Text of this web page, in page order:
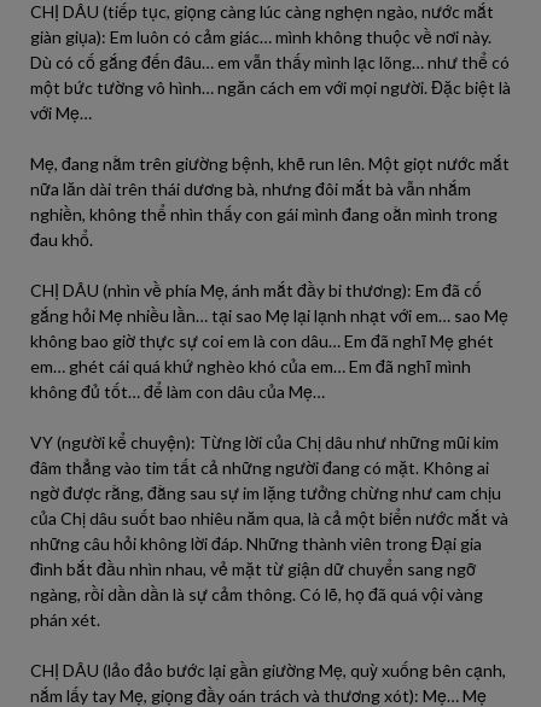
CHỊ DÂU (tiếp tục, giọng càng lúc càng nghẹn ngào, nước mắt
giàn giụa): Em luôn có cảm giác… mình không thuộc về nơi này.
Dù có cố gắng đến đâu… em vẫn thấy mình lạc lõng… như thể có
một bức tường vô hình… ngăn cách em với mọi người. Đặc biệt là
với Mẹ…
Mẹ, đang nằm trên giường bệnh, khẽ run lên. Một giọt nước mắt
nữa lăn dài trên thái dương bà, nhưng đôi mắt bà vẫn nhắm
nghiền, không thể nhìn thấy con gái mình đang oằn mình trong
đau khổ.
CHỊ DÂU (nhìn về phía Mẹ, ánh mắt đầy bi thương): Em đã cố
gắng hỏi Mẹ nhiều lần… tại sao Mẹ lại lạnh nhạt với em… sao Mẹ
không bao giờ thực sự coi em là con dâu… Em đã nghĩ Mẹ ghét
em… ghét cái quá khứ nghèo khó của em… Em đã nghĩ mình
không đủ tốt… để làm con dâu của Mẹ…
VY (người kể chuyện): Từng lời của Chị dâu như những mũi kim
đâm thẳng vào tim tất cả những người đang có mặt. Không ai
ngờ được rằng, đằng sau sự im lặng tưởng chừng như cam chịu
của Chị dâu suốt bao nhiêu năm qua, là cả một biển nước mắt và
những câu hỏi không lời đáp. Những thành viên trong Đại gia
đình bắt đầu nhìn nhau, vẻ mặt từ giận dữ chuyển sang ngỡ
ngàng, rồi dần dần là sự cảm thông. Có lẽ, họ đã quá vội vàng
phán xét.
CHỊ DÂU (lảo đảo bước lại gần giường Mẹ, quỳ xuống bên cạnh,
nắm lấy tay Mẹ, giọng đầy oán trách và thương xót): Mẹ… Mẹ